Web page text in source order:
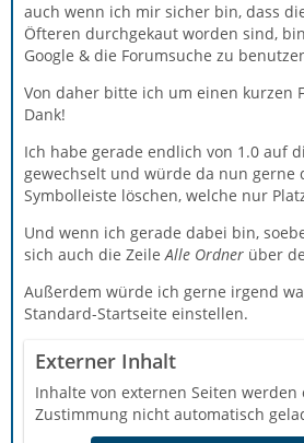
auch wenn ich mir sicher bin, dass
Öfteren durchgekaut worden sind,
Google & die Forumsuche zu
Von daher bitte ich um einen kurzen
Dank!
Ich habe gerade endlich von 1.0 auf
gewechselt und würde da nun gerne
Symbolleiste löschen, welche nur
Und wenn ich gerade dabei bin,
sich auch die ZeileAlle Ordner über
Außerdem würde ich gerne irgend
Standard-Startseite einstellen.
Externer Inhalt
Inhalte von externen Seiten werden
Zustimmung nicht automatisch